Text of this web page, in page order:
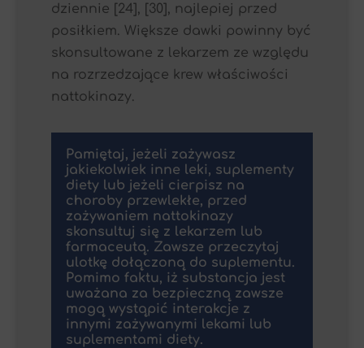
dziennie [24], [30], najlepiej przed
posiłkiem. Większe dawki powinny być
skonsultowane z lekarzem ze względu
na rozrzedzające krew właściwości
nattokinazy.
Pamiętaj, jeżeli zażywasz
jakiekolwiek inne leki, suplementy
diety lub jeżeli cierpisz na
choroby przewlekłe, przed
zażywaniem nattokinazy
skonsultuj się z lekarzem lub
farmaceutą. Zawsze przeczytaj
ulotkę dołączoną do suplementu.
Pomimo faktu, iż substancja jest
uważana za bezpieczną zawsze
mogą wystąpić interakcje z
innymi zażywanymi lekami lub
suplementami diety.